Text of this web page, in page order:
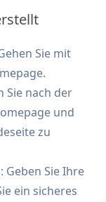
Sie mit
Sie nach der
und
zu
Sie Ihre
ein sicheres